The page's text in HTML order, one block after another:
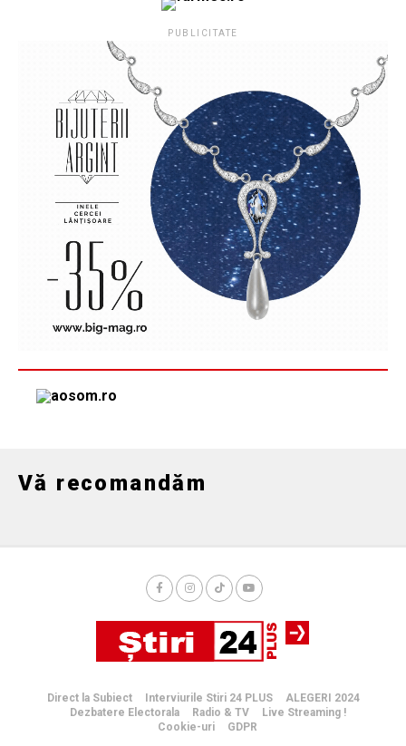
PUBLICITATE
Vă recomandăm
Direct la Subiect Interviurile Stiri 24 PLUS
ALEGERI 2024
Dezbatere Electorala
Radio & TV
Live Streaming !
Cookie-uri
GDPR